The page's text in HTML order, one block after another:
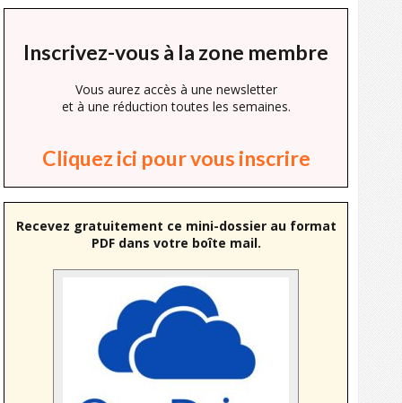
Inscrivez-vous à la zone membre
Vous aurez accès à une newsletter
et à une réduction toutes les semaines.
Cliquez ici pour vous inscrire
Recevez gratuitement ce mini-dossier au format
PDF dans votre boîte mail.